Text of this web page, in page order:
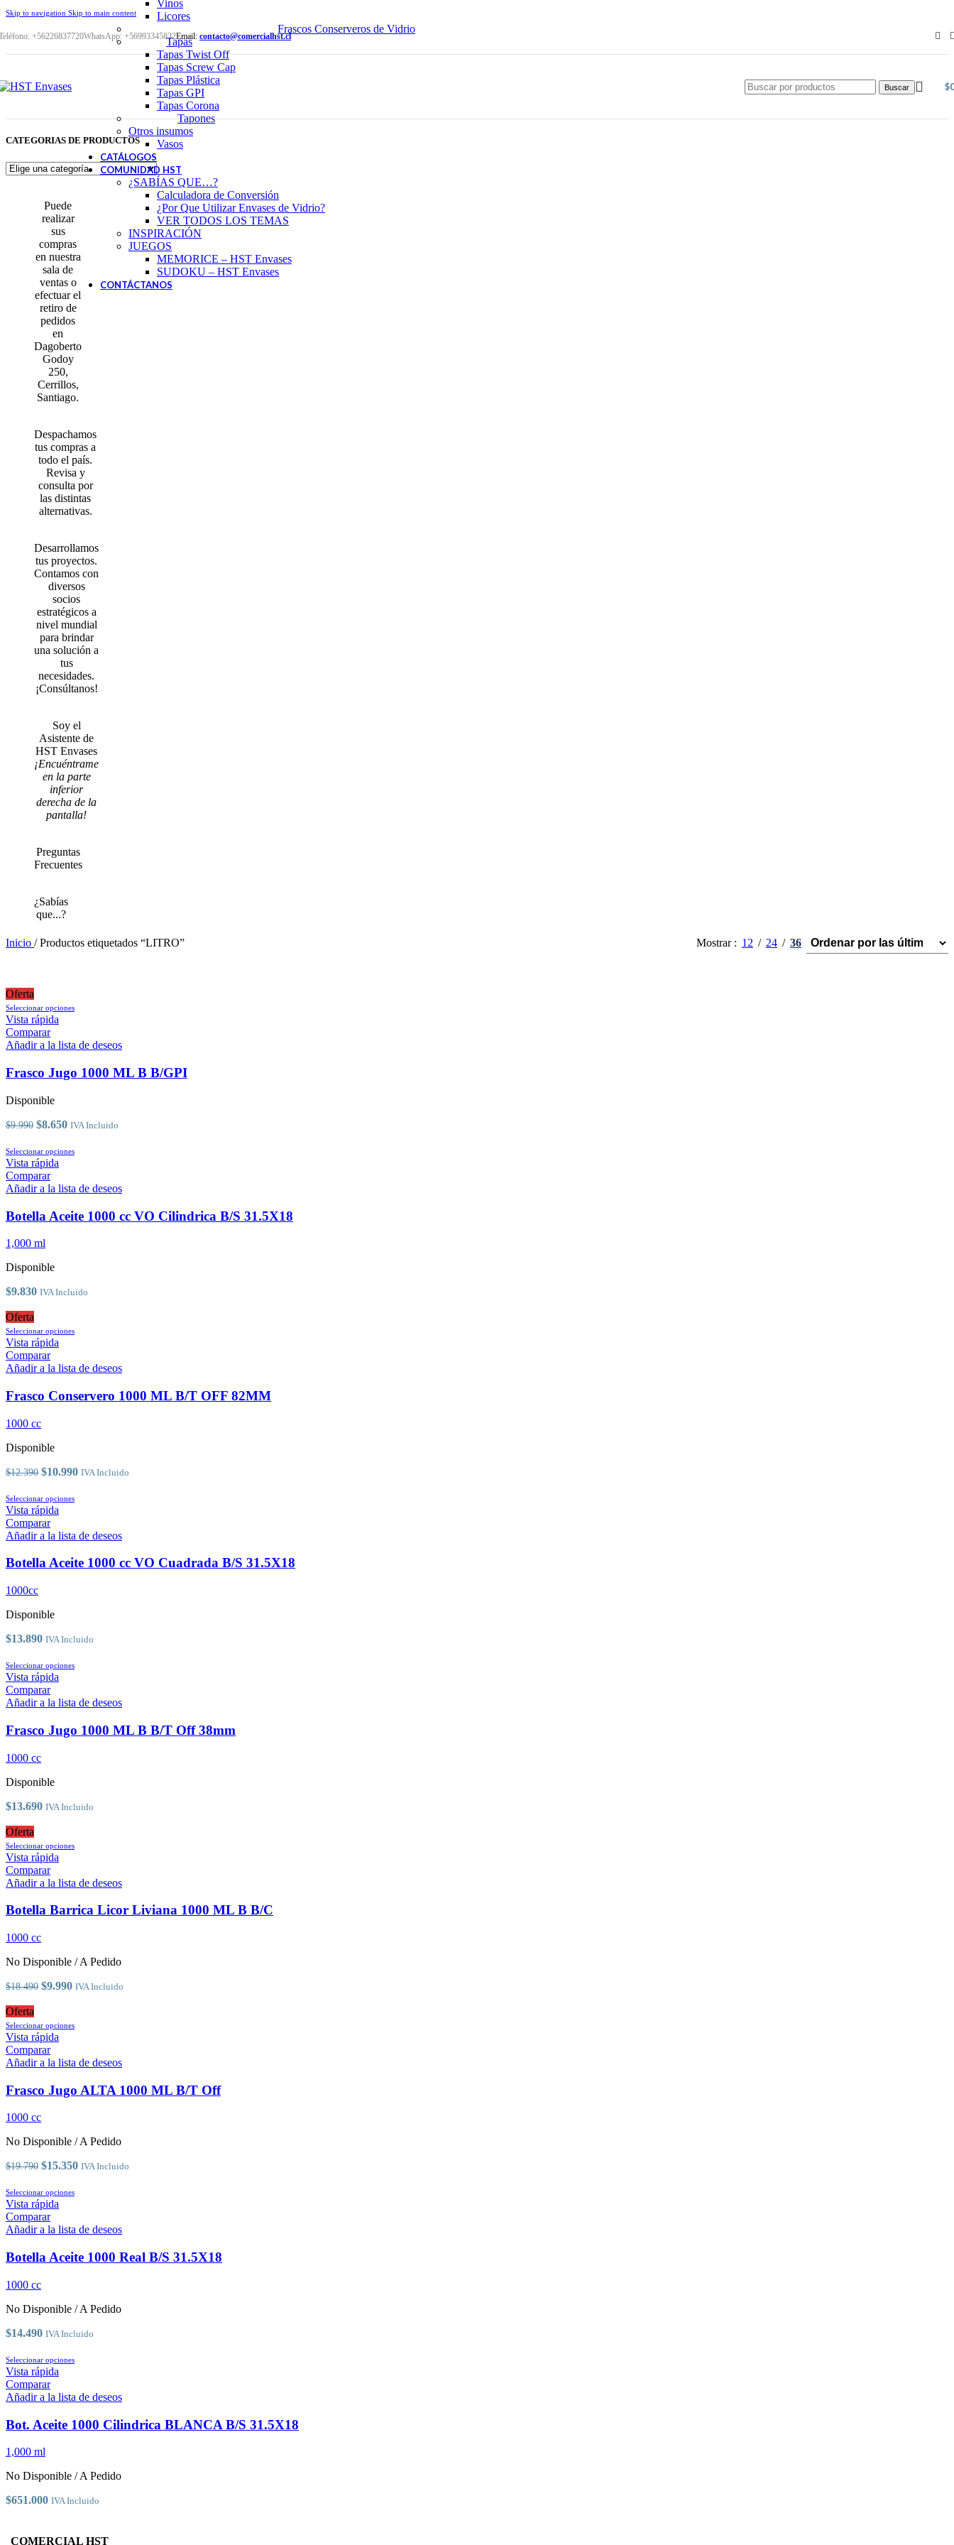
Skip to navigation Skip to main content
+56226837720WhatsApp: +56993345832Email: contacto@comercialhst.cl
Vinos
Licores
Frascos Conserveros de Vidrio
Tapas
Tapas Twist Off
Tapas Screw Cap
Tapas Plástica
Tapas GPI
Tapas Corona
Tapones
Otros insumos
Vasos
CATÁLOGOS
COMUNIDAD HST
¿SABÍAS QUE…?
Calculadora de Conversión
¿Por Que Utilizar Envases de Vidrio?
VER TODOS LOS TEMAS
INSPIRACIÓN
JUEGOS
MEMORICE – HST Envases
SUDOKU – HST Envases
CONTÁCTANOS
Buscar $
CATEGORIAS DE PRODUCTOS
Puede
realizar
sus
compras
en nuestra
sala de
ventas o
efectuar el
retiro de
pedidos
en
Dagoberto
Godoy
250,
Cerrillos,
Santiago.
Despachamos
tus compras a
todo el país.
Revisa y
consulta por
las distintas
alternativas.
Desarrollamos
tus proyectos.
Contamos con
diversos
socios
estratégicos a
nivel mundial
para brindar
una solución a
tus
necesidades.
¡Consúltanos!
Soy el
Asistente de
HST Envases
¡Encuéntrame
en la parte
inferior
derecha de la
pantalla!
Preguntas
Frecuentes
¿Sabías
que...?
Inicio / Productos etiquetados “LITRO” Mostrar 12 24 36
Oferta
Seleccionar opcionesEste
múltiples
Las
opciones
elegir
página
producto
Vista rápida
Comparar
Añadir a la lista de deseos
Frasco Jugo 1000 ML B B/GPI
Disponible
$9.990 El
original
era:
$9.990.
$8.650El
actual
IVA Incluido
Seleccionar opcionesEste
múltiples
Las
opciones
la
producto
Vista rápida
Comparar
Añadir a la lista de deseos
Botella Aceite 1000 cc VO Cilindrica B/S 31.5X18
1,000 ml
Disponible
$9.830 IVA Incluido
Oferta
Seleccionar opcionesEste
múltiples
Las
opciones
la
de
Vista rápida
Comparar
Añadir a la lista de deseos
Frasco Conservero 1000 ML B/T OFF 82MM
1000 cc
Disponible
$12.390 El
original
era:
$12.390.
$10.990El
IVA Incluido
Seleccionar opcionesEste
múltiples
Las
la
de
Vista rápida
Comparar
Añadir a la lista de deseos
Botella Aceite 1000 cc VO Cuadrada B/S 31.5X18
1000cc
Disponible
$13.890 IVA Incluido
Seleccionar opcionesEste
múltiples
Las
opciones
la
producto
Vista rápida
Comparar
Añadir a la lista de deseos
Frasco Jugo 1000 ML B B/T Off 38mm
1000 cc
Disponible
$13.690 IVA Incluido
Oferta
Seleccionar opcionesEste
múltiples
Las
elegir
la
producto
Vista rápida
Comparar
Añadir a la lista de deseos
Botella Barrica Licor Liviana 1000 ML B B/C
1000 cc
No Disponible / A Pedido
$18.490 El
era:
$18.490.
$9.990El
es:
IVA Incluido
Oferta
Seleccionar opcionesEste
múltiples
Las
opciones
elegir
la
de
Vista rápida
Comparar
Añadir a la lista de deseos
Frasco Jugo ALTA 1000 ML B/T Off
1000 cc
No Disponible / A Pedido
$19.790 El
original
era:
$19.790.
$15.350El
IVA Incluido
Seleccionar opcionesEste
múltiples
Las
opciones
elegir
la
de
Vista rápida
Comparar
Añadir a la lista de deseos
Botella Aceite 1000 Real B/S 31.5X18
1000 cc
No Disponible / A Pedido
$14.490 IVA Incluido
Seleccionar opcionesEste
múltiples
Las
opciones
elegir
la
producto
Vista rápida
Comparar
Añadir a la lista de deseos
Bot. Aceite 1000 Cilindrica BLANCA B/S 31.5X18
1,000 ml
No Disponible / A Pedido
$651.000 IVA Incluido
COMERCIAL HST